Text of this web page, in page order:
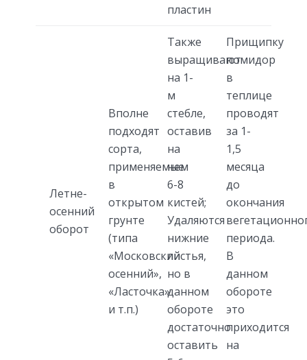
пластин
Летне-
осенний
оборот
Вполне
подходят
сорта,
применяемые
в
открытом
грунте
(типа
«Московский
осенний»,
«Ласточка»
и т.п.)
Также
выращивают
на 1-
м
стебле,
оставив
на
нем
6-8
кистей;
Удаляются
нижние
листья,
но в
данном
обороте
достаточно
оставить
Прищипку
помидор
в
теплице
проводят
за 1-
1,5
месяца
до
окончания
периода.
В
данном
обороте
это
приходится
на